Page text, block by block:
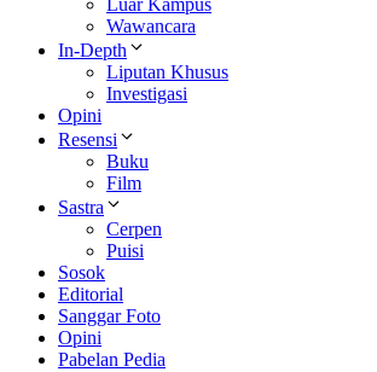
Luar Kampus
Wawancara
In-Depth
Liputan Khusus
Investigasi
Opini
Resensi
Buku
Film
Sastra
Cerpen
Puisi
Sosok
Editorial
Sanggar Foto
Opini
Pabelan Pedia